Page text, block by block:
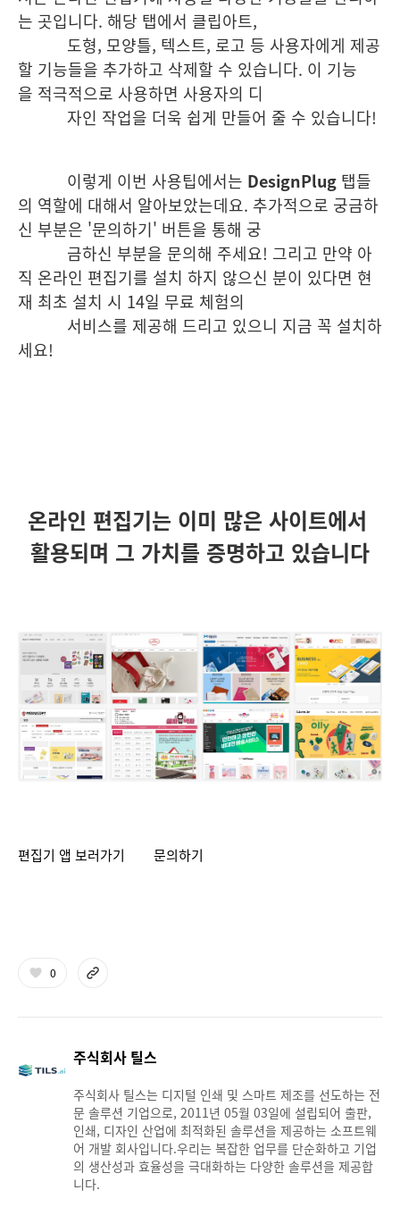
는 곳입니다. 해당 탭에서 클립아트,
도형, 모양틀, 텍스트, 로고 등 사용자에게 제공
할 기능들을 추가하고 삭제할 수 있습니다. 이 기능
을 적극적으로 사용하면 사용자의 디
자인 작업을 더욱 쉽게 만들어 줄 수 있습니다!
이렇게 이번 사용팁에서는 DesignPlug 탭들
의 역할에 대해서 알아보았는데요. 추가적으로 궁금하
신 부분은 '문의하기' 버튼을 통해 궁
금하신 부분을 문의해 주세요! 그리고 만약 아
직 온라인 편집기를 설치 하지 않으신 분이 있다면 현
재 최초 설치 시 14일 무료 체험의
서비스를 제공해 드리고 있으니 지금 꼭 설치하
세요!
온라인 편집기는 이미 많은 사이트에서
활용되며 그 가치를 증명하고 있습니다
편집기 앱 보러가기 문의하기
0
주식회사 틸스
주식회사 틸스는 디지털 인쇄 및 스마트 제조를 선도하는 전
문 솔루션 기업으로, 2011년 05월 03일에 설립되어 출판,
인쇄, 디자인 산업에 최적화된 솔루션을 제공하는 소프트웨
어 개발 회사입니다.우리는 복잡한 업무를 단순화하고 기업
의 생산성과 효율성을 극대화하는 다양한 솔루션을 제공합
니다.